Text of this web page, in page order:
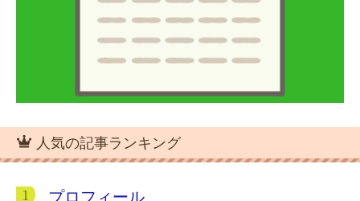
人気の記事ランキング
プロフィール